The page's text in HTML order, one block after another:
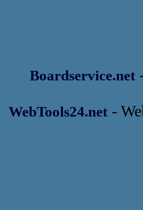
Boardservice.net
WebTools24.net -